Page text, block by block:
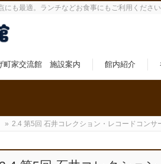
も最適。ランチなどお食事にもご利用ください
町家交流館 施設案内 館内紹介
» 2.4 第5回 石井コレクション・レコードコンサ